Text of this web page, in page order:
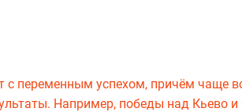
с переменным успехом, причём чаще
Например, победы над Кьево